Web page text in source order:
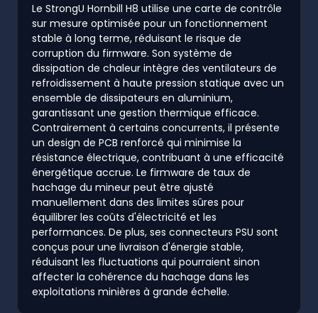
Le StrongU Hornbill H8 utilise une carte de contrôle
sur mesure optimisée pour un fonctionnement
stable à long terme, réduisant le risque de
corruption du firmware. Son système de
dissipation de chaleur intègre des ventilateurs de
refroidissement à haute pression statique avec un
ensemble de dissipateurs en aluminium,
garantissant une gestion thermique efficace.
Contrairement à certains concurrents, il présente
un design de PCB renforcé qui minimise la
résistance électrique, contribuant à une efficacité
énergétique accrue. Le firmware de taux de
hachage du mineur peut être ajusté
manuellement dans des limites sûres pour
équilibrer les coûts d'électricité et les
performances. De plus, ses connecteurs PSU sont
conçus pour une livraison d'énergie stable,
réduisant les fluctuations qui pourraient sinon
affecter la cohérence du hachage dans les
exploitations minières à grande échelle.